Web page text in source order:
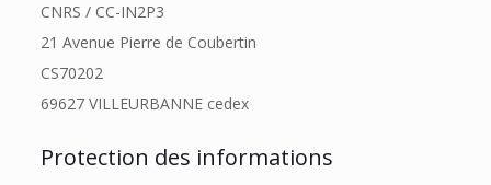
CNRS / CC-IN2P3
21 Avenue Pierre de Coubertin
CS70202
69627 VILLEURBANNE cedex
Protection des informations